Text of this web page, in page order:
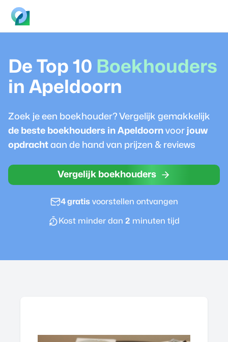
De Top 10 Boekhouders
in Apeldoorn
Zoek je een boekhouder? Vergelijk gemakkelijk
de beste boekhouders in Apeldoorn voor jouw
opdracht aan de hand van prijzen & reviews
Vergelijk boekhouders
4 gratisvoorstellen ontvangen
Kost minder dan 2 minuten tijd